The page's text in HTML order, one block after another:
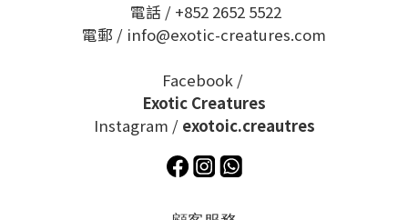
電話 / +852 2652 5522
電郵 / info@exotic-creatures.com
Facebook /
Exotic Creatures
Instagram / exotoic.creautres